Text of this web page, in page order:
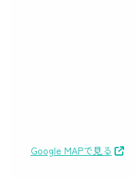
Google MAPで見る